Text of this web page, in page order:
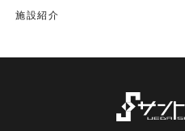
施設紹介